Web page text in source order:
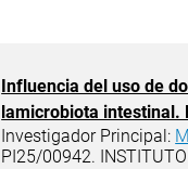
Influencia del uso de
lamicrobiota intestinal.
Investigador Principal:
PI25/00942. INSTITUTO